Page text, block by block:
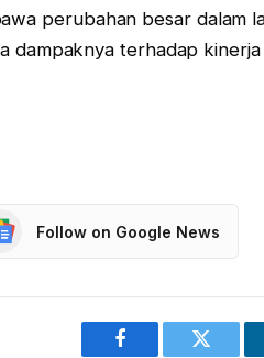
perubahan besar dalam
dampaknya terhadap
Follow on Google News